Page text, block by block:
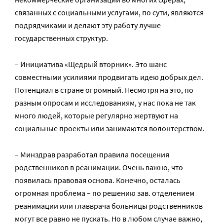
связанных с социальными услугами, по сути, являются
подрядчиками и делают эту работу лучше
государственных структур.
– Инициатива «Щедрый вторник». Это шанс
совместными усилиями продвигать идею добрых дел.
Потенциал в стране огромный. Несмотря на это, по
разным опросам и исследованиям, у нас пока не так
много людей, которые регулярно жертвуют на
социальные проекты или занимаются волонтерством.
– Минздрав разработал правила посещения
родственников в реанимации. Очень важно, что
появилась правовая основа. Конечно, осталась
огромная проблема – по решению зав. отделением
реанимации или главврача больницы родственников
могут все равно не пускать. Но в любом случае важно,